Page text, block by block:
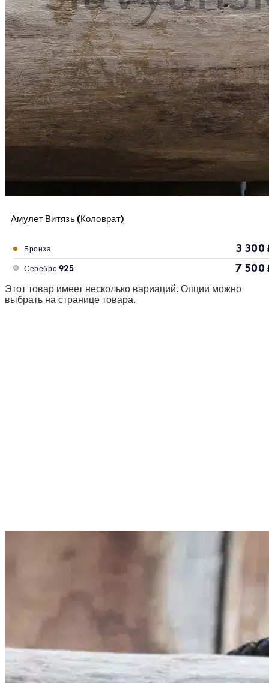
Амулет Витязь (Коловрат)
Бронза 3 300
Серебро 925 7 500
Этот товар имеет несколько вариаций. Опции можно
выбрать на странице товара.